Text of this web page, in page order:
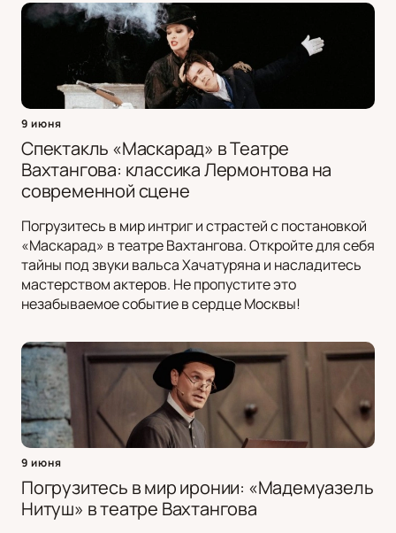
9 июня
Спектакль «Маскарад» в Театре
Вахтангова: классика Лермонтова на
современной сцене
Погрузитесь в мир интриг и страстей с постановкой
«Маскарад» в театре Вахтангова. Откройте для себя
тайны под звуки вальса Хачатуряна и насладитесь
мастерством актеров. Не пропустите это
незабываемое событие в сердце Москвы!
9 июня
Погрузитесь в мир иронии: «Мадемуазель
Нитуш» в театре Вахтангова